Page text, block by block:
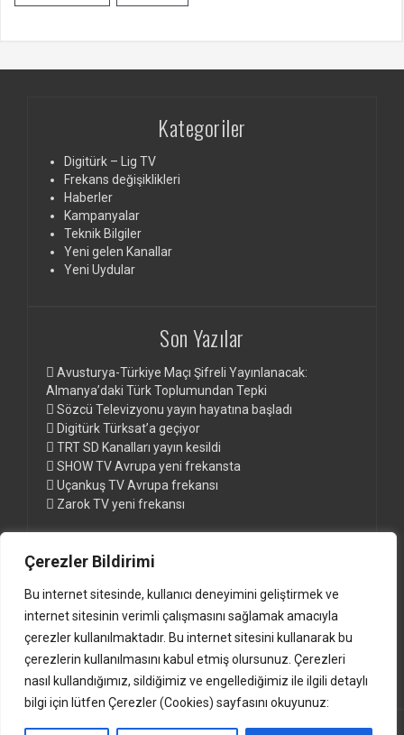
Çerezler Bildirimi
Bu internet sitesinde, kullanıcı deneyimini geliştirmek ve
internet sitesinin verimli çalışmasını sağlamak amacıyla
çerezler kullanılmaktadır. Bu internet sitesini kullanarak bu
çerezlerin kullanılmasını kabul etmiş olursunuz. Çerezleri
nasıl kullandığımız, sildiğimiz ve engellediğimiz ile ilgili detaylı
bilgi için lütfen Çerezler (Cookies) sayfasını okuyunuz:
Kategoriler
Digitürk – Lig TV
Frekans değişiklikleri
Haberler
Kampanyalar
Teknik Bilgiler
Yeni gelen Kanallar
Yeni Uydular
Son Yazılar
Avusturya-Türkiye Maçı Şifreli Yayınlanacak:
Almanya’daki Türk Toplumundan Tepki
Sözcü Televizyonu yayın hayatına başladı
Digitürk Türksat’a geçiyor
TRT SD Kanalları yayın kesildi
SHOW TV Avrupa yeni frekansta
Uçankuş TV Avrupa frekansı
Zarok TV yeni frekansı
Digitürk Euro ve Digitürk Play Paketleri
Digitürk Kanal Listesi ve Frekansları
Güncel Türksat Frekansları www.anten.de